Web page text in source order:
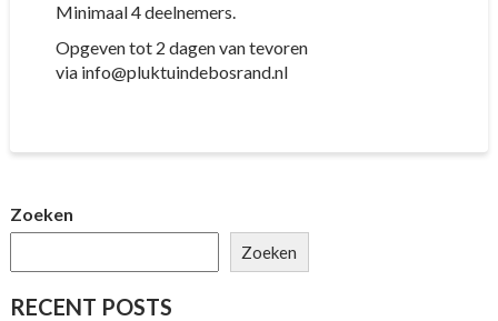
Minimaal 4 deelnemers.
Opgeven tot 2 dagen van tevoren
via info@pluktuindebosrand.nl
Zoeken
Zoeken
RECENT POSTS